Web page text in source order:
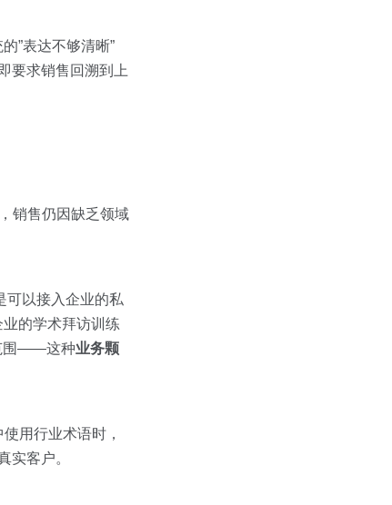
”表达不够清晰”
要求销售回溯到上
销售仍因缺乏领域
可以接入企业的私
的学术拜访训练
围——这种业务颗
用行业术语时，
实客户。